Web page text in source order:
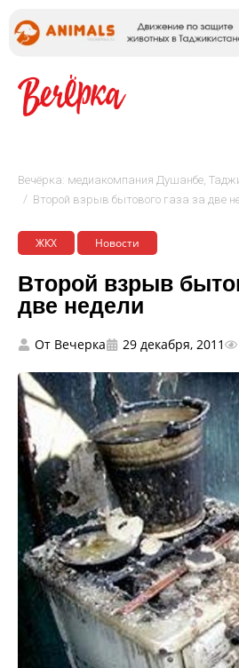
Вечёрка: медиакомпания Душанбе,
/ Второй взрыв бытового газа за две
ЖКХ Новости
Второй взрыв
две недели
От Вечерка 29 декабря, 2011